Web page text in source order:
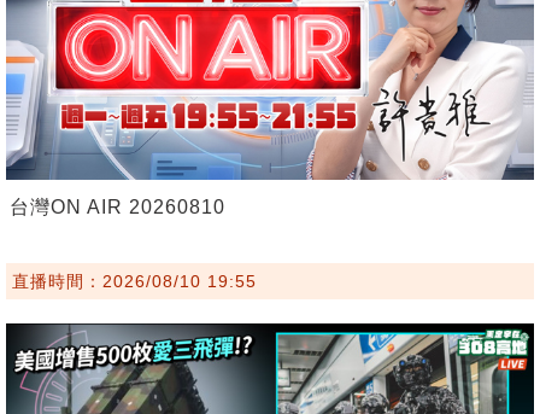
台灣ON AIR 20260810
直播時間：2026/08/10 19:55